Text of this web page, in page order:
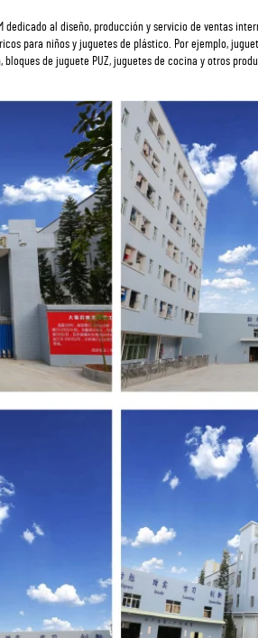
dedicado al diseño, producción y servicio de ventas
para niños y juguetes de plástico. Por ejemplo,
de juguete PUZ, juguetes de cocina y otros